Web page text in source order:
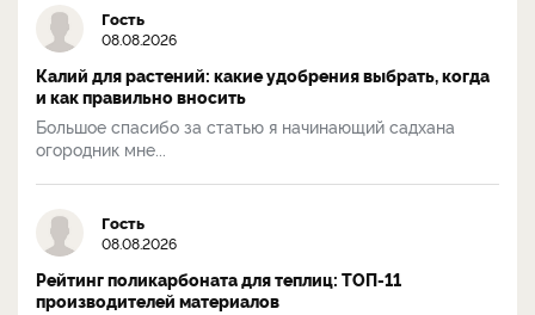
Гость
08.08.2026
Калий для растений: какие удобрения выбрать, когда
и как правильно вносить
Большое спасибо за статью я начинающий садхана
огородник мне...
Гость
08.08.2026
Рейтинг поликарбоната для теплиц: ТОП-11
производителей материалов